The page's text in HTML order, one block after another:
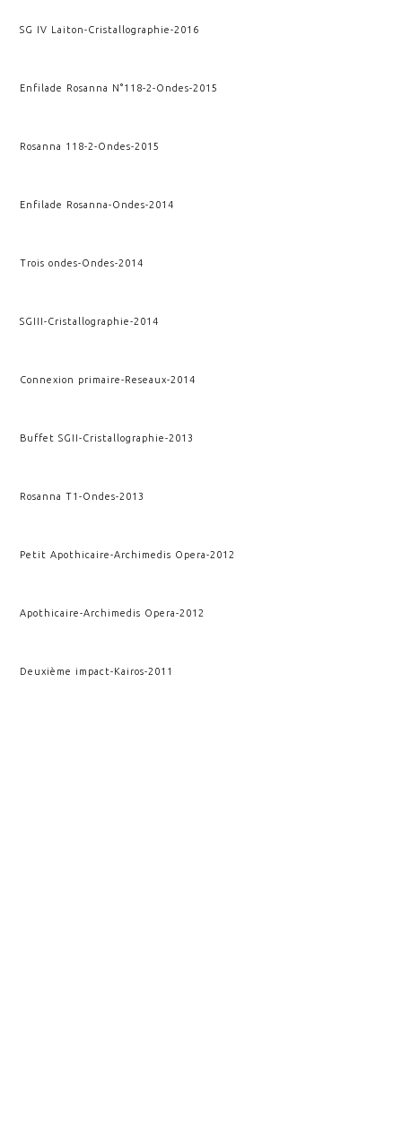
SG IV Laiton-Cristallographie-2016
Enfilade Rosanna N°118-2-Ondes-2015
Rosanna 118-2-Ondes-2015
Enfilade Rosanna-Ondes-2014
Trois ondes-Ondes-2014
SGIII-Cristallographie-2014
Connexion primaire-Reseaux-2014
Buffet SGII-Cristallographie-2013
Rosanna T1-Ondes-2013
Petit Apothicaire-Archimedis Opera-2012
Apothicaire-Archimedis Opera-2012
Deuxième impact-Kairos-2011